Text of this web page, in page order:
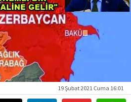
19 Şubat 2021 Cuma 16:01